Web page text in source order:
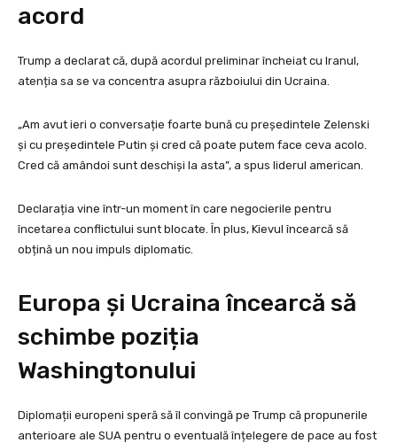
acord
Trump a declarat că, după acordul preliminar încheiat cu Iranul,
atenția sa se va concentra asupra războiului din Ucraina.
„Am avut ieri o conversație foarte bună cu președintele Zelenski
și cu președintele Putin și cred că poate putem face ceva acolo.
Cred că amândoi sunt deschiși la asta”, a spus liderul american.
Declarația vine într-un moment în care negocierile pentru
încetarea conflictului sunt blocate. În plus, Kievul încearcă să
obțină un nou impuls diplomatic.
Europa și Ucraina încearcă să
schimbe poziția
Washingtonului
Diplomații europeni speră să îl convingă pe Trump că propunerile
anterioare ale SUA pentru o eventuală înțelegere de pace au fost